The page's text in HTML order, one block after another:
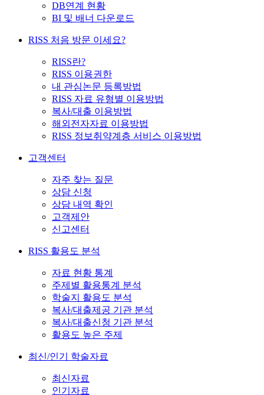
DB연계 현황
BI 및 배너 다운로드
RISS 처음 방문 이세요?
RISS란?
RISS 이용권한
내 관심논문 등록방법
RISS 자료 유형별 이용방법
복사/대출 이용방법
해외전자자료 이용방법
RISS 정보취약계층 서비스 이용방법
고객센터
자주 찾는 질문
상담 신청
상담 내역 확인
고객제안
신고센터
RISS 활용도 분석
자료 현황 통계
주제별 활용통계 분석
학술지 활용도 분석
복사/대출제공 기관 분석
복사/대출신청 기관 분석
활용도 높은 주제
최신/인기 학술자료
최신자료
인기자료